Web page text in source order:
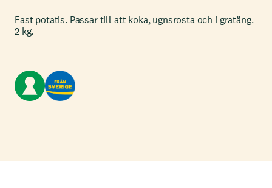
Fast potatis. Passar till att koka, ugnsrosta och i gratäng.
2 kg.